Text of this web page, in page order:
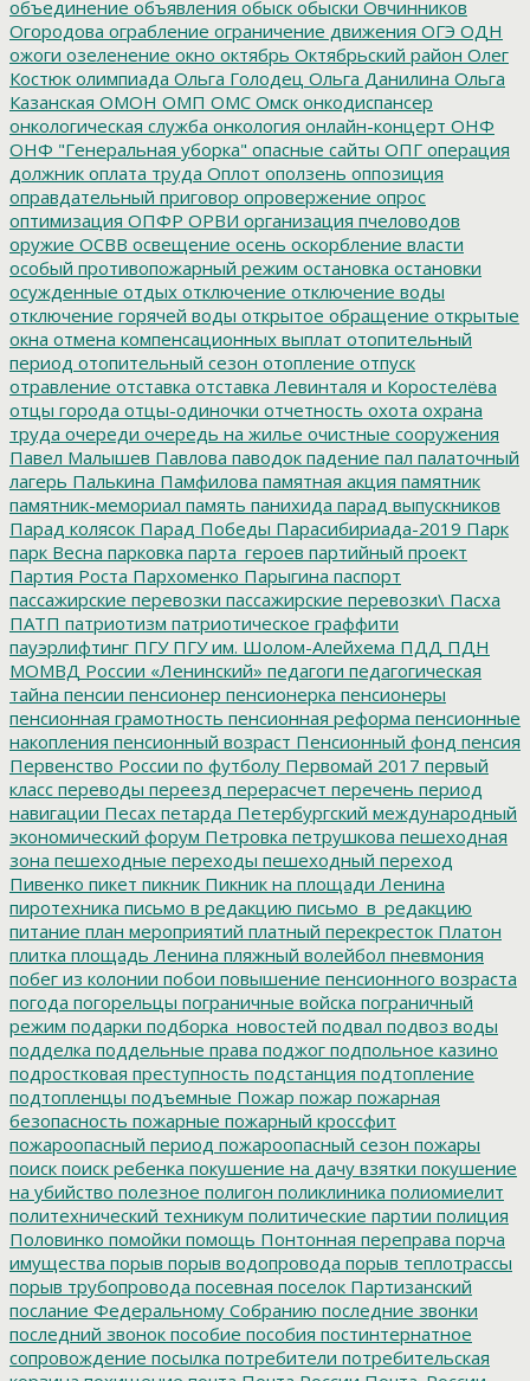
объединение объявления обыск обыски Овчинников
Огородова ограбление ограничение движения ОГЭ ОДН
ожоги озеленение окно октябрь Октябрьский район Олег
Костюк олимпиада Ольга Голодец Ольга Данилина Ольга
Казанская ОМОН ОМП ОМС Омск онкодиспансер
онкологическая служба онкология онлайн-концерт ОНФ
ОНФ "Генеральная уборка" опасные сайты ОПГ операция
должник оплата труда Оплот оползень оппозиция
оправдательный приговор опровержение опрос
оптимизация ОПФР ОРВИ организация пчеловодов
оружие ОСВВ освещение осень оскорбление власти
особый противопожарный режим остановка остановки
осужденные отдых отключение отключение воды
отключение горячей воды открытое обращение открытые
окна отмена компенсационных выплат отопительный
период отопительный сезон отопление отпуск
отравление отставка отставка Левинталя и Коростелёва
отцы города отцы-одиночки отчетность охота охрана
труда очереди очередь на жилье очистные сооружения
Павел Малышев Павлова паводок падение пал палаточный
лагерь Палькина Памфилова памятная акция памятник
памятник-мемориал память панихида парад выпускников
Парад колясок Парад Победы Парасибириада-2019 Парк
парк Весна парковка парта_героев партийный проект
Партия Роста Пархоменко Парыгина паспорт
пассажирские перевозки пассажирские перевозки\ Пасха
ПАТП патриотизм патриотическое граффити
пауэрлифтинг ПГУПГУ им. Шолом-Алейхема ПДД ПДН
МОМВД России «Ленинский» педагоги педагогическая
тайна пенсии пенсионер пенсионерка пенсионеры
пенсионная грамотность пенсионная реформа пенсионные
накопления пенсионный возраст Пенсионный фонд пенсия
Первенство России по футболу Первомай 2017 первый
класс переводы переезд перерасчет перечень период
навигации Песах петарда Петербургский международный
экономический форум Петровка петрушкова пешеходная
зона пешеходные переходы пешеходный переход
Пивенко пикет пикник Пикник на площади Ленина
пиротехника письмо в редакцию письмо_в_редакцию
питание план мероприятий платный перекресток Платон
плитка площадь Ленина пляжный волейбол пневмония
побег из колонии побои повышение пенсионного возраста
погода погорельцы пограничные войска пограничный
режим подарки подборка_новостей подвал подвоз воды
подделка поддельные права поджог подпольное казино
подростковая преступность подстанция подтопление
подтопленцы подъемные Пожар пожар пожарная
безопасность пожарные пожарный кроссфит
пожароопасный период пожароопасный сезон пожары
поиск поиск ребенка покушение на дачу взятки покушение
на убийство полезное полигон поликлиника полиомиелит
политехнический техникум политические партии полиция
Половинко помойки помощь Понтонная переправа порча
имущества порыв порыв водопровода порыв теплотрассы
порыв трубопровода посевная поселок Партизанский
послание Федеральному Собранию последние звонки
последний звонок пособие пособия постинтернатное
сопровождение посылка потребители потребительская